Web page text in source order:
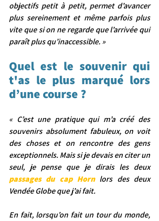
objectifs petit à petit, permet d’avancer
plus sereinement et même parfois plus
vite que si on ne regarde que l’arrivée qui
paraît plus qu’inaccessible. »
Quel est le souvenir qui
t'as le plus marqué lors
d’une course ?
« C’est une pratique qui m’a créé des
souvenirs absolument fabuleux, on voit
des choses et on rencontre des gens
exceptionnels. Mais si je devais en citer un
seul, je pense que je dirais les deux
passages du cap Horn lors des deux
Vendée Globe que j’ai fait.
En fait, lorsqu’on fait un tour du monde,